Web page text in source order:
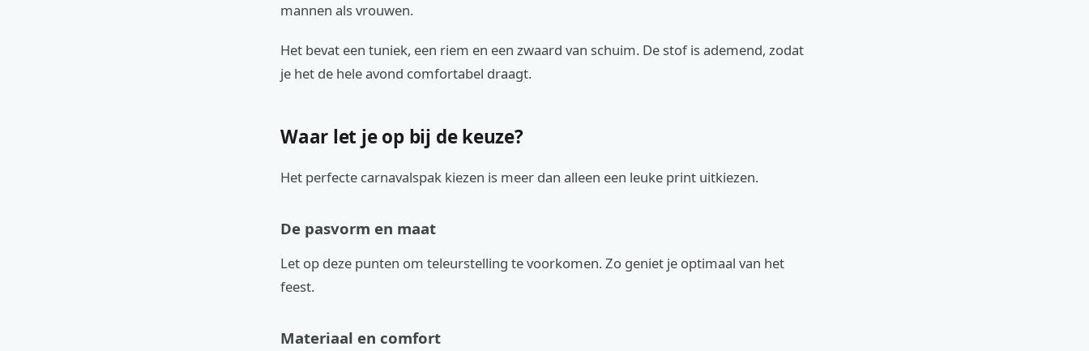
mannen als vrouwen.
Het bevat een tuniek, een riem en een zwaard van schuim. De stof is ademend, zodat
je het de hele avond comfortabel draagt.
Waar let je op bij de keuze?
Het perfecte carnavalspak kiezen is meer dan alleen een leuke print uitkiezen.
De pasvorm en maat
Let op deze punten om teleurstelling te voorkomen. Zo geniet je optimaal van het
feest.
Materiaal en comfort